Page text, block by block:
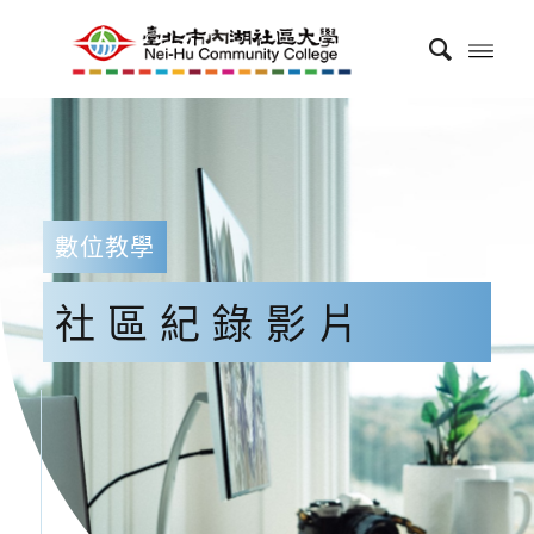
數位教學
社區紀錄影片